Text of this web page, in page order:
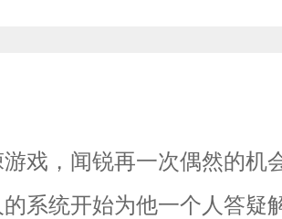
戏，闻锐再一次偶然的机
的系统开始为他一个人答